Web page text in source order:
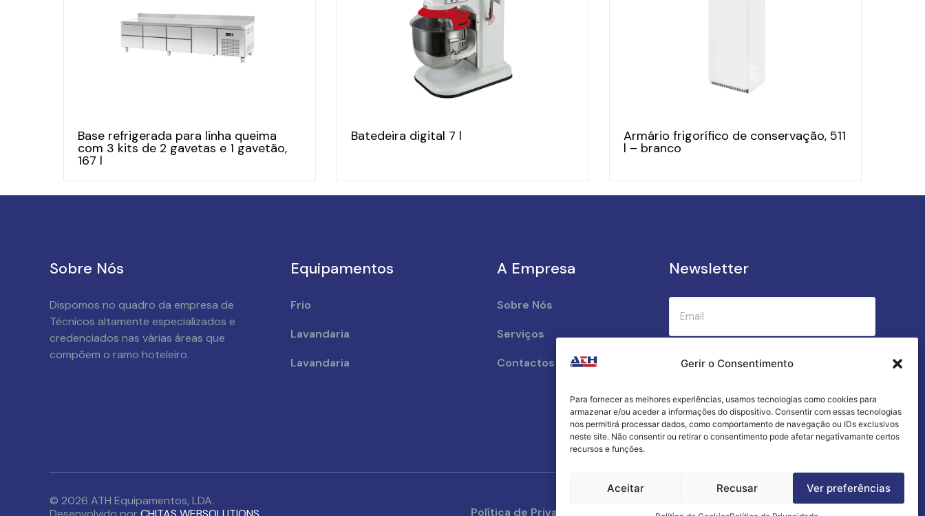
Gerir o Consentimento
Para fornecer as melhores experiências, usamos tecnologias como cookies para
armazenar e/ou aceder a informações do dispositivo. Consentir com essas tecnologias
nos permitirá processar dados, como comportamento de navegação ou IDs exclusivos
neste site. Não consentir ou retirar o consentimento pode afetar negativamante certos
recursos e funções.
Aceitar Recusar Ver preferências
Base refrigerada para linha queima
com 3 kits de 2 gavetas e 1 gavetão,
167 l
Batedeira digital 7 l Armário frigorífico de conservação, 511
l – branco
Sobre Nós
Dispomos no quadro da empresa de
Técnicos altamente especializados e
credenciados nas várias áreas que
compõem o ramo hoteleiro.
Equipamentos
Frio
Lavandaria
Lavandaria
A Empresa
Sobre Nós
Serviços
Contactos
Newsletter
Submeter
Criamos a cozinha perfeita para o seu
sucesso gastronómico!
© 2026 ATH Equipamentos, LDA.
Política de Privacidade Termos e Condições Livro de Reclamações